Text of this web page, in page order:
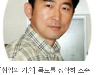
[취업의 기술] 목표를 정확히 조준